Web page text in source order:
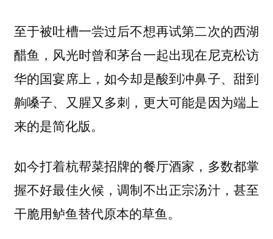
至于被吐槽一尝过后不想再试第二次的西湖
醋鱼，风光时曾和茅台一起出现在尼克松访
华的国宴席上，如今却是酸到冲鼻子、甜到
齁嗓子、又腥又多刺，更大可能是因为端上
来的是简化版。
如今打着杭帮菜招牌的餐厅酒家，多数都掌
握不好最佳火候，调制不出正宗汤汁，甚至
干脆用鲈鱼替代原本的草鱼。